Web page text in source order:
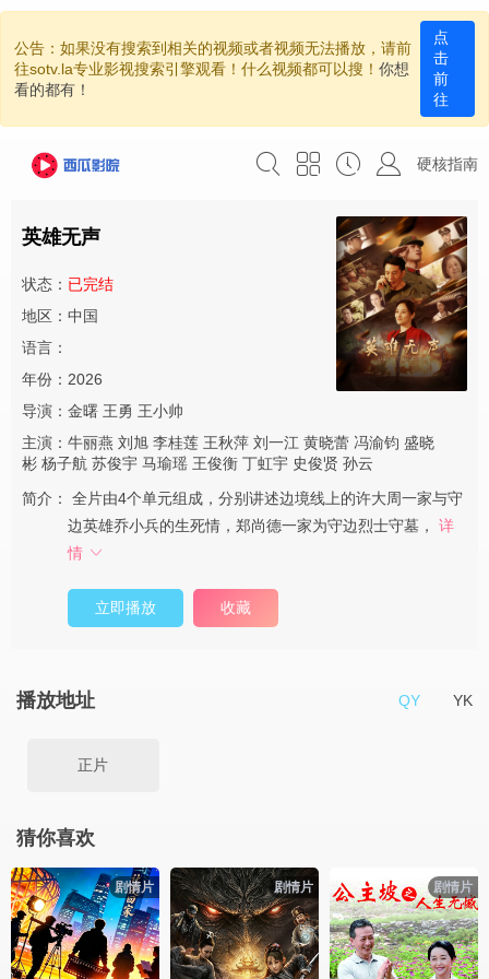
公告：如果没有搜索到相关的视频或者视频无法播放，请前
往sotv.la专业影视搜索引擎观看！什么视频都可以搜！ 你想
看的都有！
点
击
前
往
硬核指南
英雄无声
状态： 已完结
地区：中国
语言：
年份：2026
导演： 金曙 王勇 王小帅
主演： 牛丽燕 刘旭 李桂莲 王秋萍 刘一江 黄晓蕾 冯渝钧 盛晓
彬 杨子航 苏俊宇 马瑜瑶 王俊衡 丁虹宇 史俊贤 孙云
简介：
全片由4个单元组成，分别讲述边境线上的许大周一家与守
边英雄乔小兵的生死情，郑尚德一家为守边烈士守墓，
详
情
立即播放 收藏
播放地址 QY YK
正片
猜你喜欢
剧情片 剧情片 剧情片